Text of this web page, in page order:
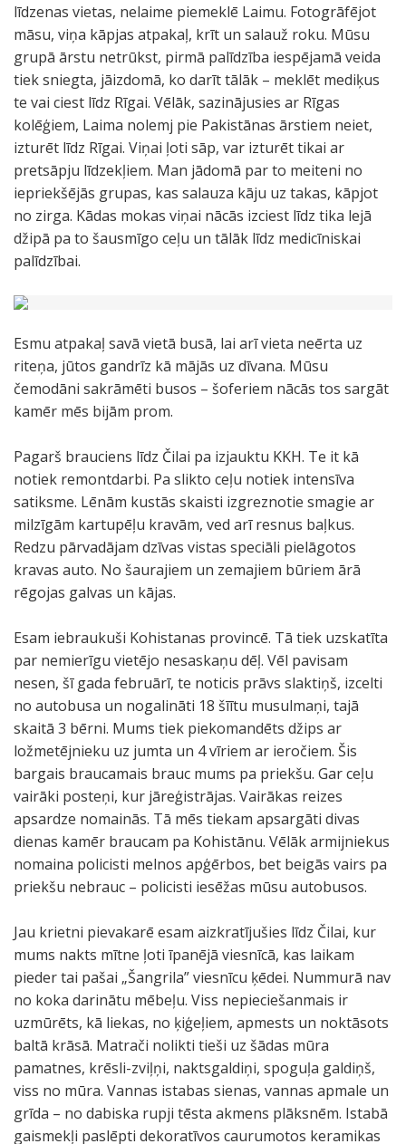
līdzenas vietas, nelaime piemeklē Laimu. Fotogrāfējot
māsu, viņa kāpjas atpakaļ, krīt un salauž roku. Mūsu
grupā ārstu netrūkst, pirmā palīdzība iespējamā veida
tiek sniegta, jāizdomā, ko darīt tālāk – meklēt mediķus
te vai ciest līdz Rīgai. Vēlāk, sazinājusies ar Rīgas
kolēģiem, Laima nolemj pie Pakistānas ārstiem neiet,
izturēt līdz Rīgai. Viņai ļoti sāp, var izturēt tikai ar
pretsāpju līdzekļiem. Man jādomā par to meiteni no
iepriekšējās grupas, kas salauza kāju uz takas, kāpjot
no zirga. Kādas mokas viņai nācās izciest līdz tika lejā
džipā pa to šausmīgo ceļu un tālāk līdz medicīniskai
palīdzībai.
Esmu atpakaļ savā vietā busā, lai arī vieta neērta uz
riteņa, jūtos gandrīz kā mājās uz dīvana. Mūsu
čemodāni sakrāmēti busos – šoferiem nācās tos sargāt
kamēr mēs bijām prom.
Pagarš brauciens līdz Čilai pa izjauktu KKH. Te it kā
notiek remontdarbi. Pa slikto ceļu notiek intensīva
satiksme. Lēnām kustās skaisti izgreznotie smagie ar
milzīgām kartupēļu kravām, ved arī resnus baļkus.
Redzu pārvadājam dzīvas vistas speciāli pielāgotos
kravas auto. No šaurajiem un zemajiem būriem ārā
rēgojas galvas un kājas.
Esam iebraukuši Kohistanas provincē. Tā tiek uzskatīta
par nemierīgu vietējo nesaskaņu dēļ. Vēl pavisam
nesen, šī gada februārī, te noticis prāvs slaktiņš, izcelti
no autobusa un nogalināti 18 šīītu musulmaņi, tajā
skaitā 3 bērni. Mums tiek piekomandēts džips ar
ložmetējnieku uz jumta un 4 vīriem ar ieročiem. Šis
bargais braucamais brauc mums pa priekšu. Gar ceļu
vairāki posteņi, kur jāreģistrājas. Vairākas reizes
apsardze nomainās. Tā mēs tiekam apsargāti divas
dienas kamēr braucam pa Kohistānu. Vēlāk armijniekus
nomaina policisti melnos apģērbos, bet beigās vairs pa
priekšu nebrauc – policisti iesēžas mūsu autobusos.
Jau krietni pievakarē esam aizkratījušies līdz Čilai, kur
mums nakts mītne ļoti īpanējā viesnīcā, kas laikam
pieder tai pašai „Šangrila” viesnīcu ķēdei. Nummurā nav
no koka darinātu mēbeļu. Viss nepieciešanmais ir
uzmūrēts, kā liekas, no ķiģeļiem, apmests un noktāsots
baltā krāsā. Matrači nolikti tieši uz šādas mūra
pamatnes, krēsli-zviļņi, naktsgaldiņi, spoguļa galdiņš,
viss no mūra. Vannas istabas sienas, vannas apmale un
grīda – no dabiska rupji tēsta akmens plāksnēm. Istabā
gaismekļi paslēpti dekoratīvos caurumotos keramikas